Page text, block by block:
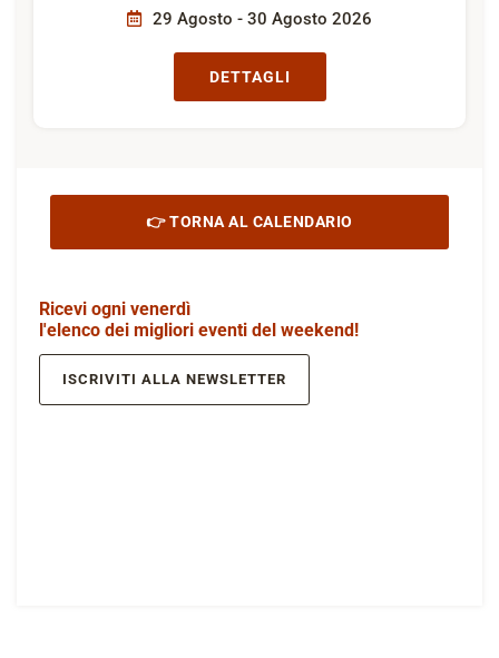
29 Agosto - 30 Agosto 2026
DETTAGLI
👉 TORNA AL CALENDARIO
Ricevi ogni venerdì
l'elenco dei migliori eventi del weekend!
ISCRIVITI ALLA NEWSLETTER